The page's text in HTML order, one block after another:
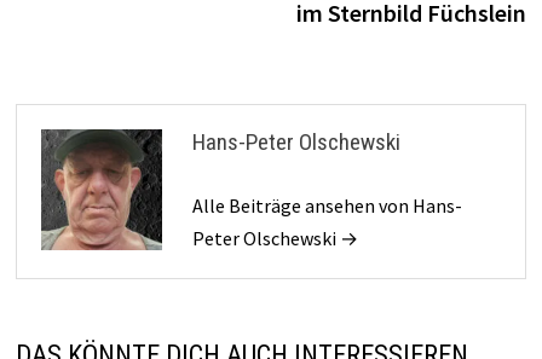
im Sternbild Füchslein
Hans-Peter Olschewski
Alle Beiträge ansehen von Hans-
Peter Olschewski →